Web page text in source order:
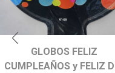
GLOBOS FELIZ
CUMPLEAÑOS y FELIZ